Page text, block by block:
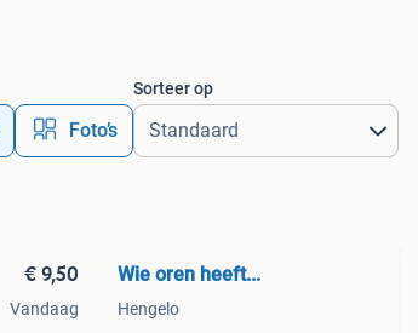
Foto’s
Sorteer op
€ 9,50
Vandaag
Wie oren heeft...
Hengelo